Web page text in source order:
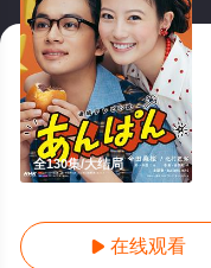
全130集/大结局
 在线观看